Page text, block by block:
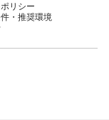
リシー
・推奨環境